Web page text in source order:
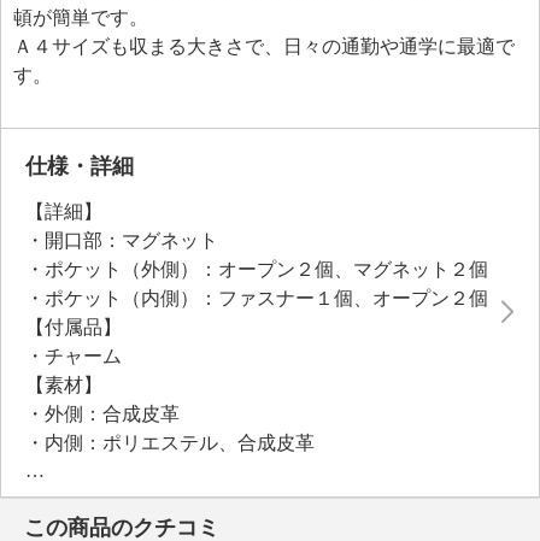
頓が簡単です。
Ａ４サイズも収まる大きさで、日々の通勤や通学に最適で
す。
仕様・詳細
【詳細】
・開口部：マグネット
・ポケット（外側）：オープン２個、マグネット２個
・ポケット（内側）：ファスナー１個、オープン２個
【付属品】
・チャーム
【素材】
・外側：合成皮革
・内側：ポリエステル、合成皮革
【サイズ】
・約縦２８ｃｍ×最大横４０ｃｍ×マチ１０ｃｍ
・Ａ４サイズ：可
この商品のクチコミ